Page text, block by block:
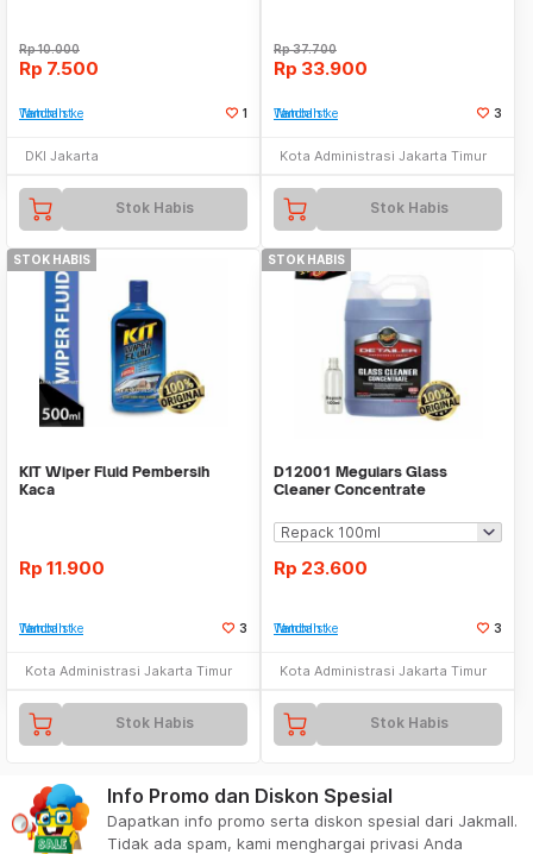
Rp10.000
Rp 7.500
Tambah ke Watchlist 1
DKI Jakarta
Stok Habis
Rp37.700
Rp 33.900
Tambah ke Watchlist 3
Kota Administrasi Jakarta Timur
Stok Habis
STOK HABIS
KIT Wiper Fluid Pembersih
Kaca
Rp 11.900
Tambah ke Watchlist 3
Kota Administrasi Jakarta Timur
Stok Habis
STOK HABIS
D12001 Meguiars Glass
Cleaner Concentrate
Rp 23.600
Tambah ke Watchlist 3
Kota Administrasi Jakarta Timur
Stok Habis
Info Promo dan Diskon Spesial
Dapatkan info promo serta diskon spesial dari Jakmall.
Tidak ada spam, kami menghargai privasi Anda